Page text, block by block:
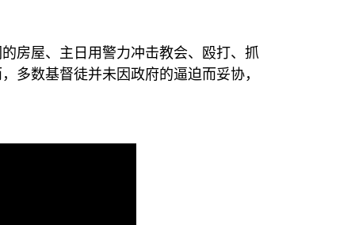
房屋、主日用警力冲击教会、殴打、抓
多数基督徒并未因政府的逼迫而妥协，